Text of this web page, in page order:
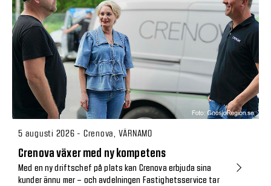
5 augusti 2026 - Crenova, VÄRNAMO
Crenova växer med ny kompetens
Med en ny driftschef på plats kan Crenova erbjuda sina
kunder ännu mer – och avdelningen Fastighetsservice tar